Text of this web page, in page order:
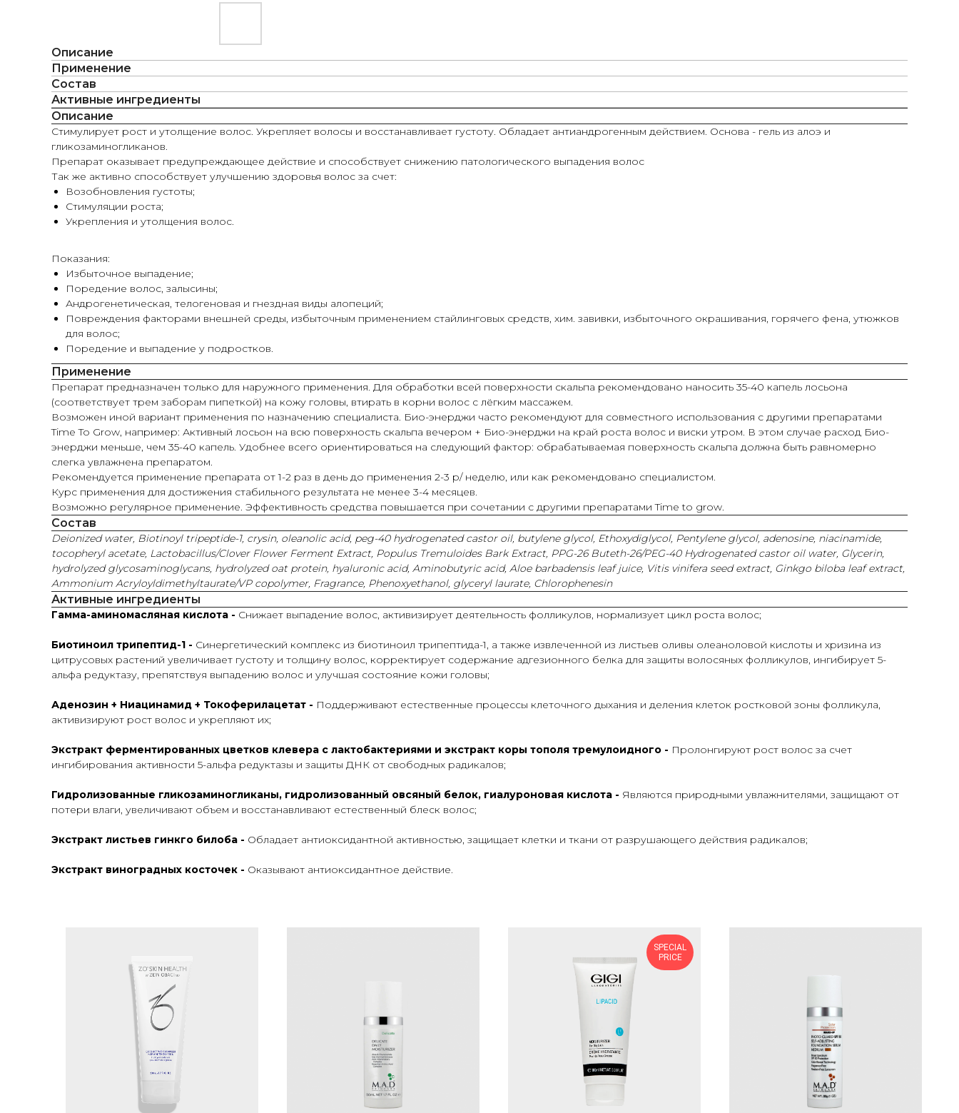
Описание
Применение
Состав
Активные ингредиенты
Описание
Стимулирует рост и утолщение волос. Укрепляет волосы и восстанавливает густоту. Обладает антиандрогенным действием. Основа - гель из алоэ и
гликозаминогликанов.
Препарат оказывает предупреждающее действие и способствует снижению патологического выпадения волос
Так же активно способствует улучшению здоровья волос за счет:
Возобновления густоты;
Стимуляции роста;
Укрепления и утолщения волос.
Показания:
Избыточное выпадение;
Поредение волос, залысины;
Андрогенетическая, телогеновая и гнездная виды алопеций;
Повреждения факторами внешней среды, избыточным применением стайлинговых средств, хим. завивки, избыточного окрашивания, горячего фена, утюжков
для волос;
Поредение и выпадение у подростков.
Применение
Препарат предназначен только для наружного применения. Для обработки всей поверхности скальпа рекомендовано наносить 35-40 капель лосьона
(соответствует трем заборам пипеткой) на кожу головы, втирать в корни волос с лёгким массажем.
Возможен иной вариант применения по назначению специалиста. Био-энерджи часто рекомендуют для совместного использования с другими препаратами
Time To Grow, например: Активный лосьон на всю поверхность скальпа вечером + Био-энерджи на край роста волос и виски утром. В этом случае расход Био-
энерджи меньше, чем 35-40 капель. Удобнее всего ориентироваться на следующий фактор: обрабатываемая поверхность скальпа должна быть равномерно
слегка увлажнена препаратом.
Рекомендуется применение препарата от 1-2 раз в день до применения 2-3 р/ неделю, или как рекомендовано специалистом.
Курс применения для достижения стабильного результата не менее 3-4 месяцев.
Возможно регулярное применение. Эффективность средства повышается при сочетании с другими препаратами Time to grow.
Состав
Deionized water, Biotinoyl tripeptide-1, crysin, oleanolic acid, peg-40 hydrogenated castor oil, butylene glycol, Ethoxydiglycol, Pentylene glycol, adenosine, niacinamide,
tocopheryl acetate, Lactobacillus/Clover Flower Ferment Extract, Populus Tremuloides Bark Extract, PPG-26 Buteth-26/PEG-40 Hydrogenated castor oil water, Glycerin,
hydrolyzed glycosaminoglycans, hydrolyzed oat protein, hyaluronic acid, Aminobutyric acid, Aloe barbadensis leaf juice, Vitis vinifera seed extract, Ginkgo biloba leaf extract,
Ammonium Acryloyldimethyltaurate/VP copolymer, Fragrance, Phenoxyethanol, glyceryl laurate, Chlorophenesin
Активные ингредиенты
Гамма-аминомасляная кислота - Снижает выпадение волос, активизирует деятельность фолликулов, нормализует цикл роста волос;
Биотиноил трипептид-1 - Синергетический комплекс из биотиноил трипептида-1, а также извлеченной из листьев оливы олеаноловой кислоты и хризина из
цитрусовых растений увеличивает густоту и толщину волос, корректирует содержание адгезионного белка для защиты волосяных фолликулов, ингибирует 5-
альфа редуктазу, препятствуя выпадению волос и улучшая состояние кожи головы;
Аденозин + Ниацинамид + Токоферилацетат - Поддерживают естественные процессы клеточного дыхания и деления клеток ростковой зоны фолликула,
активизируют рост волос и укрепляют их;
Экстракт ферментированных цветков клевера с лактобактериями и экстракт коры тополя тремулоидного - Пролонгируют рост волос за счет
ингибирования активности 5-альфа редуктазы и защиты ДНК от свободных радикалов;
Гидролизованные гликозаминогликаны, гидролизованный овсяный белок, гиалуроновая кислота - Являются природными увлажнителями, защищают от
потери влаги, увеличивают объем и восстанавливают естественный блеск волос;
Экстракт листьев гинкго билоба - Обладает антиоксидантной активностью, защищает клетки и ткани от разрушающего действия радикалов;
Экстракт виноградных косточек - Оказывают антиоксидантное действие.
SPECIAL
PRICE